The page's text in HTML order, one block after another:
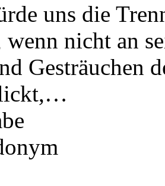
uns die
wenn nicht an
Gesträuchen